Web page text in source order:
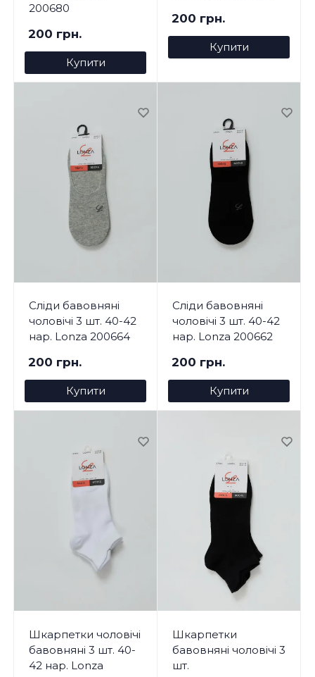
200680
200 грн.
Купити
200 грн.
Купити
Сліди бавовняні
чоловічі 3 шт. 40-42
нар. Lonza 200664
200 грн.
Купити
Сліди бавовняні
чоловічі 3 шт. 40-42
нар. Lonza 200662
200 грн.
Купити
Шкарпетки чоловічі
бавовняні 3 шт. 40-
42 нар. Lonza
Шкарпетки
бавовняні чоловічі 3
шт.